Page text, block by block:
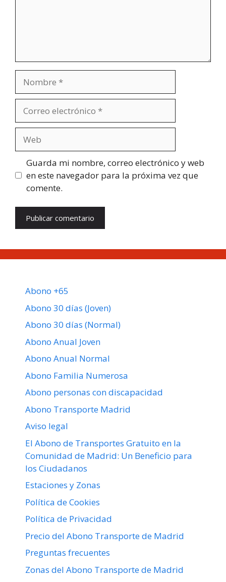
electrónico
Guarda mi nombre, correo electrónico y web
en este navegador para la próxima vez que
comente.
Abono +65
Abono 30 días (Joven)
Abono 30 días (Normal)
Abono Anual Joven
Abono Anual Normal
Abono Familia Numerosa
Abono personas con discapacidad
Abono Transporte Madrid
Aviso legal
El Abono de Transportes Gratuito en la
Comunidad de Madrid: Un Beneficio para
los Ciudadanos
Estaciones y Zonas
Política de Cookies
Política de Privacidad
Precio del Abono Transporte de Madrid
Preguntas frecuentes
Zonas del Abono Transporte de Madrid